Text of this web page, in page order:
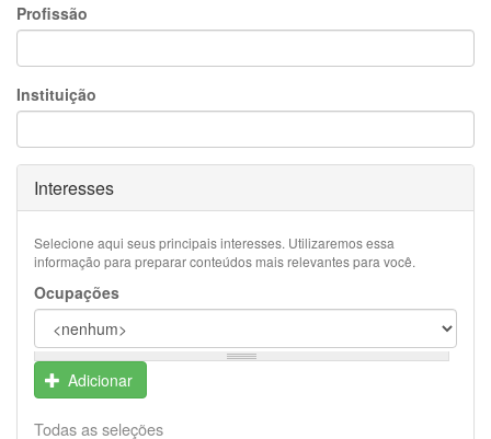
Profissão
Instituição
Ocultar
Interesses
Selecione aqui seus principais interesses. Utilizaremos essa
informação para preparar conteúdos mais relevantes para você.
Ocupações
Adicionar
Todas as seleções